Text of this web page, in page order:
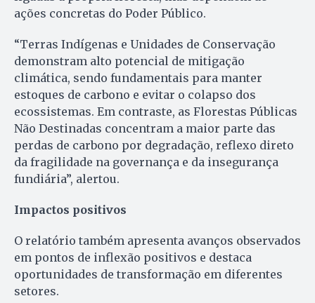
ações concretas do Poder Público.
“Terras Indígenas e Unidades de Conservação
demonstram alto potencial de mitigação
climática, sendo fundamentais para manter
estoques de carbono e evitar o colapso dos
ecossistemas. Em contraste, as Florestas Públicas
Não Destinadas concentram a maior parte das
perdas de carbono por degradação, reflexo direto
da fragilidade na governança e da insegurança
fundiária”, alertou.
Impactos positivos
O relatório também apresenta avanços observados
em pontos de inflexão positivos e destaca
oportunidades de transformação em diferentes
setores.